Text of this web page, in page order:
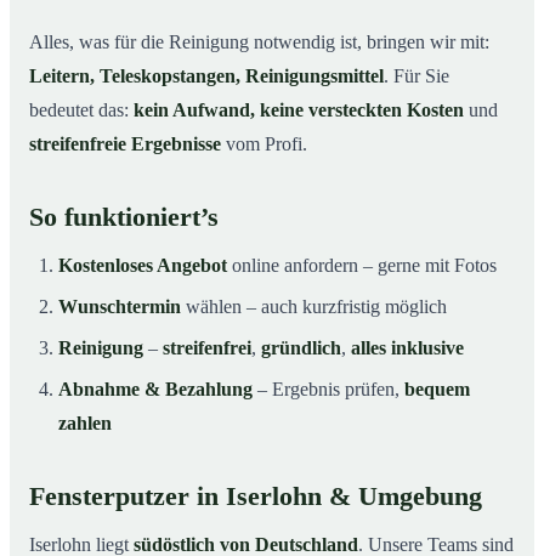
Alles, was für die Reinigung notwendig ist, bringen wir mit:
Leitern, Teleskopstangen, Reinigungsmittel. Für Sie
bedeutet das: kein Aufwand, keine versteckten Kosten und
streifenfreie Ergebnisse vom Profi.
So funktioniert’s
Kostenloses Angebot online anfordern – gerne mit Fotos
Wunschtermin wählen – auch kurzfristig möglich
Reinigung – streifenfrei, gründlich, alles inklusive
Abnahme & Bezahlung – Ergebnis prüfen, bequem
zahlen
Fensterputzer in Iserlohn & Umgebung
Iserlohn liegt südöstlich von Deutschland. Unsere Teams sind